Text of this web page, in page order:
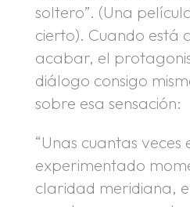
soltero”. (Una
cierto). Cuando está
acabar, el
diálogo consigo
sobre esa sensación:
“Unas cuantas veces
experimentado
claridad meridiana,